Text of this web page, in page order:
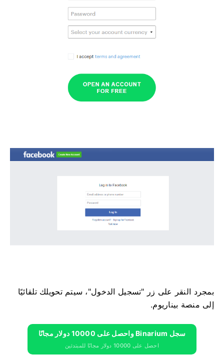
بمجرد النقر على زر "تسجيل الدخول"، سيتم تحويلك تلقائيًا
إلى منصة بيناريوم.
سجل Binarium واحصل على 10000 دولار مجانًا
احصل على 10000 دولار مجانًا للمبتدئين